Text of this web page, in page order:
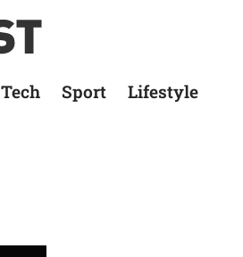
Tech Sport Lifestyle